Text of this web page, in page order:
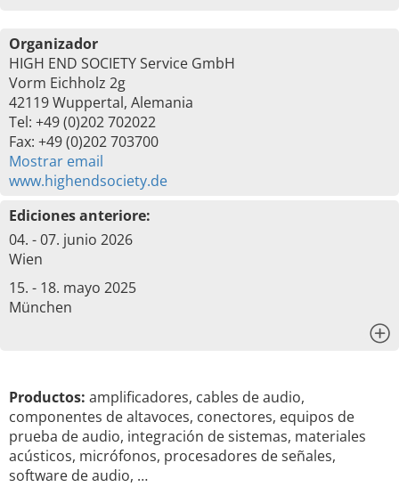
Organizador
HIGH END SOCIETY Service GmbH
Vorm Eichholz 2g
42119 Wuppertal, Alemania
Tel: +49 (0)202 702022
Fax: +49 (0)202 703700
Mostrar email
www.highendsociety.de
Ediciones anteriore:
04. - 07. junio 2026
Wien
15. - 18. mayo 2025
München
Productos: amplificadores, cables de audio,
componentes de altavoces, conectores, equipos de
prueba de audio, integración de sistemas, materiales
acústicos, micrófonos, procesadores de señales,
software de audio, …